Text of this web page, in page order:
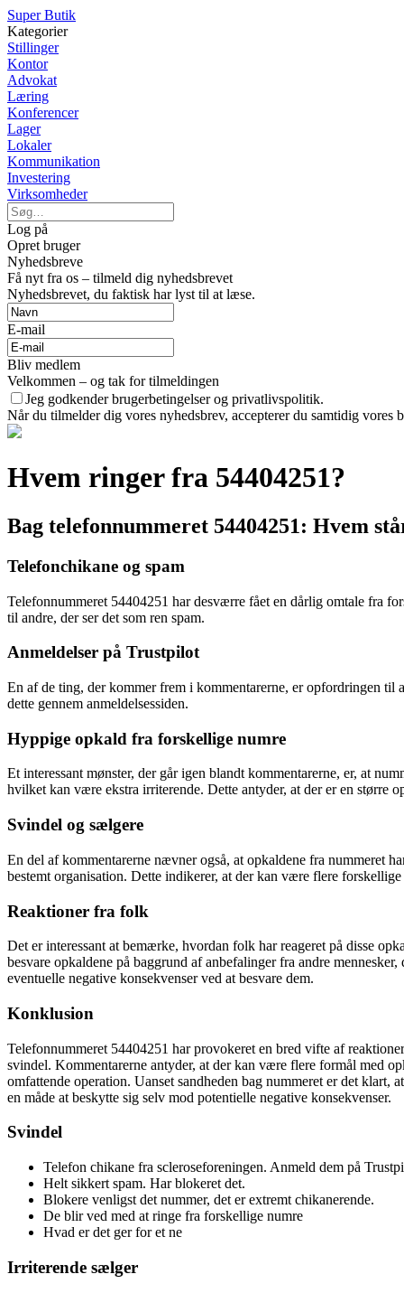
Super Butik
Kategorier
Stillinger
Kontor
Advokat
Læring
Konferencer
Lager
Lokaler
Kommunikation
Investering
Virksomheder
Log på
Opret bruger
Nyhedsbreve
Få nyt fra os – tilmeld dig nyhedsbrevet
Nyhedsbrevet, du faktisk har lyst til at læse.
E-mail
Bliv medlem
Velkommen – og tak for tilmeldingen
Jeg godkender brugerbetingelser og privatlivspolitik.
Når du tilmelder dig vores nyhedsbrev, accepterer du samtidig
Hvem ringer fra 54404251?
Bag telefonnummeret 54404251: Hvem
Telefonchikane og spam
Telefonnummeret 54404251 har desværre fået en dårlig omtale fra
til andre, der ser det som ren spam.
Anmeldelser på Trustpilot
En af de ting, der kommer frem i kommentarerne, er opfordringen til
dette gennem anmeldelsessiden.
Hyppige opkald fra forskellige numre
Et interessant mønster, der går igen blandt kommentarerne, er, at
hvilket kan være ekstra irriterende. Dette antyder, at der er en større
Svindel og sælgere
En del af kommentarerne nævner også, at opkaldene fra nummeret
bestemt organisation. Dette indikerer, at der kan være flere
Reaktioner fra folk
Det er interessant at bemærke, hvordan folk har reageret på disse
besvare opkaldene på baggrund af anbefalinger fra andre
eventuelle negative konsekvenser ved at besvare dem.
Konklusion
Telefonnummeret 54404251 har provokeret en bred vifte af
svindel. Kommentarerne antyder, at der kan være flere formål med
omfattende operation. Uanset sandheden bag nummeret er det
en måde at beskytte sig selv mod potentielle negative konsekvenser.
Svindel
Telefon chikane fra scleroseforeningen. Anmeld dem på
Helt sikkert spam. Har blokeret det.
Blokere venligst det nummer, det er extremt chikanerende.
De blir ved med at ringe fra forskellige numre
Hvad er det ger for et ne
Irriterende sælger